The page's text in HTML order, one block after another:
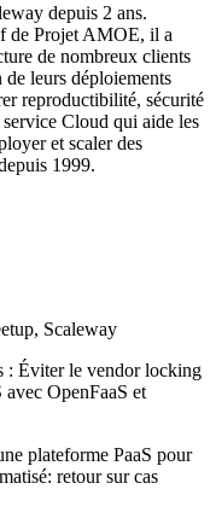
depuis 2 ans.
de Projet AMOE, il a
de nombreux clients
leurs déploiements
reproductibilité, sécurité
Cloud qui aide les
et scaler des
1999.
Scaleway
: Éviter le vendor locking
avec OpenFaaS et
plateforme PaaS pour
retour sur cas